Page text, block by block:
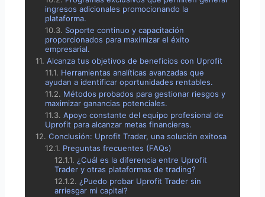
ingresos adicionales promocionando la
plataforma.
Soporte continuo y capacitación
proporcionados para maximizar el éxito
empresarial.
Alcanza tus objetivos de beneficios con Uprofit
Herramientas analíticas avanzadas que
ayudan a identificar oportunidades rentables.
Métodos probados para gestionar riesgos y
maximizar ganancias potenciales.
Apoyo constante del equipo profesional de
Uprofit para alcanzar metas financieras.
Conclusión: Uprofit Trader, una solución exitosa
Preguntas frecuentes (FAQs)
¿Cuál es la diferencia entre Uprofit
Trader y otras plataformas de trading?
¿Puedo probar Uprofit Trader sin
arriesgar mi capital?